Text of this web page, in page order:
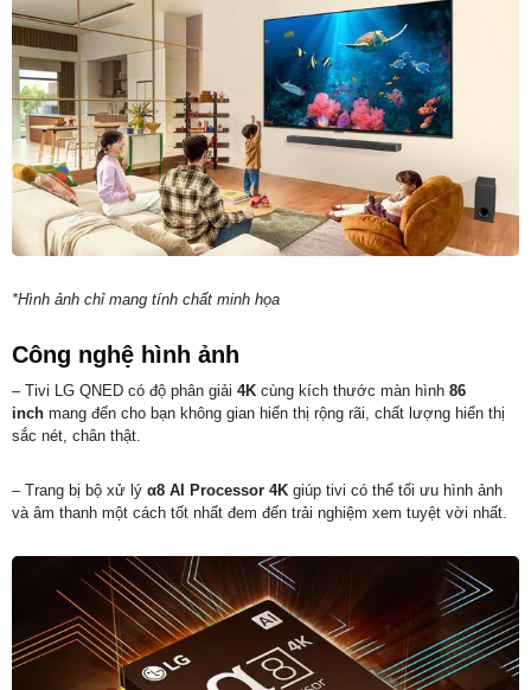
*Hình ảnh chỉ mang tính chất minh họa
Công nghệ hình ảnh
– Tivi LG QNED có độ phân giải 4K cùng kích thước màn hình 86
inch mang đến cho bạn không gian hiển thị rộng rãi, chất lượng hiển thị
sắc nét, chân thật.
– Trang bị bộ xử lý α8 AI Processor 4K giúp tivi có thể tối ưu hình ảnh
và âm thanh một cách tốt nhất đem đến trải nghiệm xem tuyệt vời nhất.